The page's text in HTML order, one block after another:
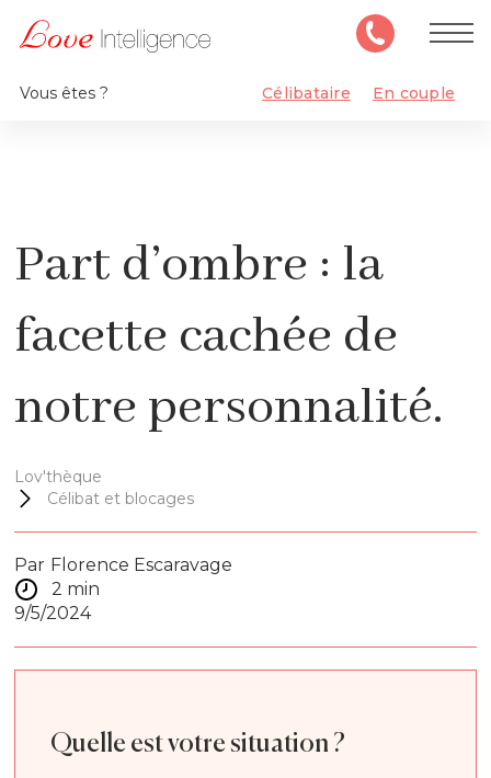
Vous êtes ? Célibataire En couple
Part d’ombre : la
facette cachée de
notre personnalité.
Lov'thèque
Célibat et blocages
Par Florence Escaravage
2 min
9/5/2024
Quelle est votre situation ?